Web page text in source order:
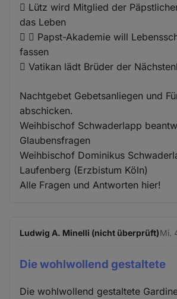
 Lütz wird Mitglied der
das Leben
  Papst-Akademie will
fassen
 Vatikan lädt Brüder der
Nachtgebet Gebetsanliegen und
abschicken.
Weihbischof Schwaderlapp
Glaubensfragen
Weihbischof Dominikus
Laufenberg (Erzbistum Köln)
Alle Fragen und Antworten hier!
Ludwig A. Minelli (nicht überprüft)Mi.
Die wohlwollend gestaltete
Die wohlwollend gestaltete